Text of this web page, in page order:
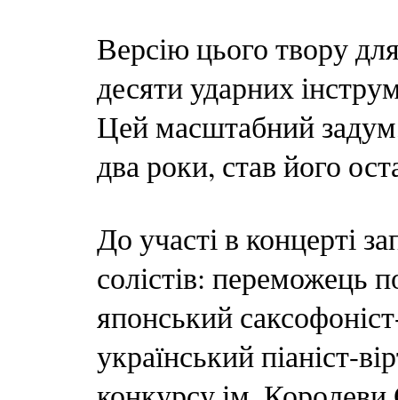
Версію цього твору
десяти ударних
Цей масштабний
два роки, став його
До участі в концерті
солістів: переможець
японський
український піаніст-